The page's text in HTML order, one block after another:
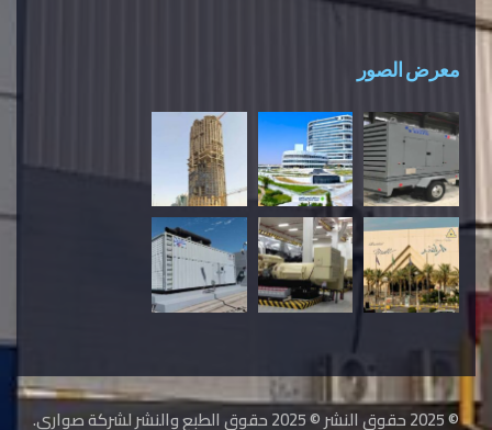
معرض الصور
© 2025 حقوق النشر © 2025 حقوق الطبع والنشر لشركة صواري.